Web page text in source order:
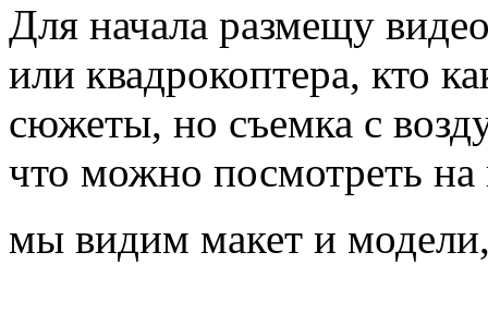
Для начала размещу
или квадрокоптера, кто
сюжеты, но съемка с
что можно посмотреть
мы видим макет и